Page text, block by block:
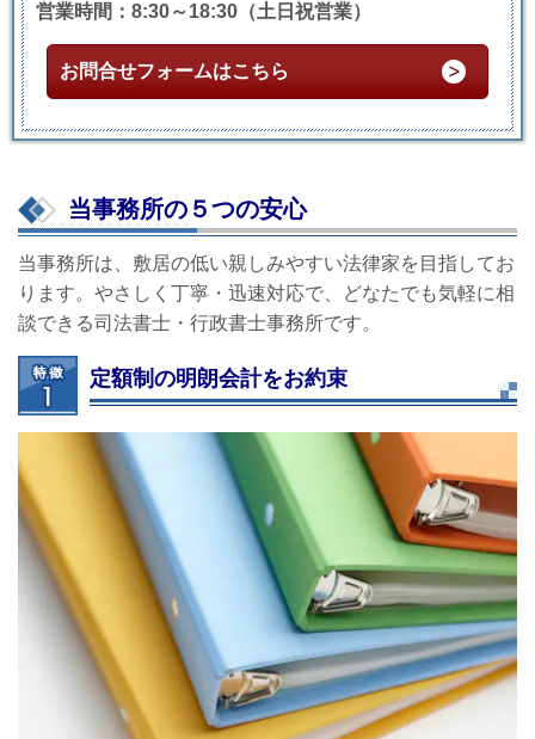
営業時間：8:30～18:30（土日祝営業）
お問合せフォームはこちら
当事務所の５つの安心
当事務所は、敷居の低い親しみやすい法律家を目指してお
ります。やさしく丁寧・迅速対応で、どなたでも気軽に相
談できる司法書士・行政書士事務所です。
定額制の明朗会計をお約束